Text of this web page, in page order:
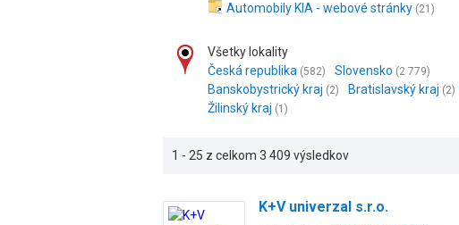
Automobily KIA - webové stránky (21)
Všetky lokality
Česká republika (582) Slovensko (2 779)
Banskobystrický kraj (2) Bratislavský kraj (2)
Žilinský kraj (1)
1 - 25 z celkom 3 409 výsledkov
K+V univerzal s.r.o.